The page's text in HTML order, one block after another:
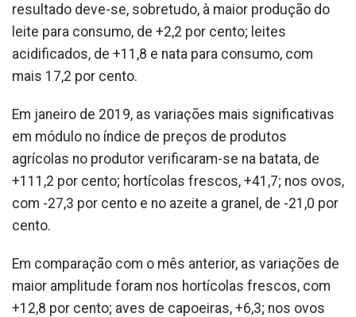
resultado deve-se, sobretudo, à maior produção do
leite para consumo, de +2,2 por cento; leites
acidificados, de +11,8 e nata para consumo, com
mais 17,2 por cento.
Em janeiro de 2019, as variações mais significativas
em módulo no índice de preços de produtos
agrícolas no produtor verificaram-se na batata, de
+111,2 por cento; hortícolas frescos, +41,7; nos ovos,
com -27,3 por cento e no azeite a granel, de -21,0 por
cento.
Em comparação com o mês anterior, as variações de
maior amplitude foram nos hortícolas frescos, com
+12,8 por cento; aves de capoeiras, +6,3; nos ovos